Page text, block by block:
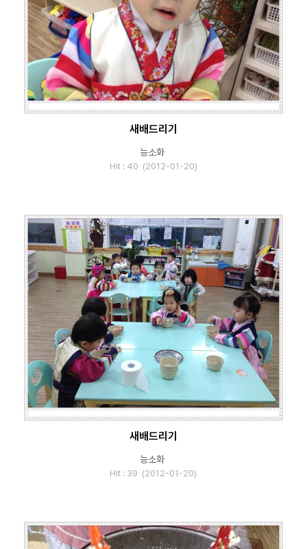
새배드리기
능소화
Hit : 40 (2012-01-20)
새배드리기
능소화
Hit : 39 (2012-01-20)